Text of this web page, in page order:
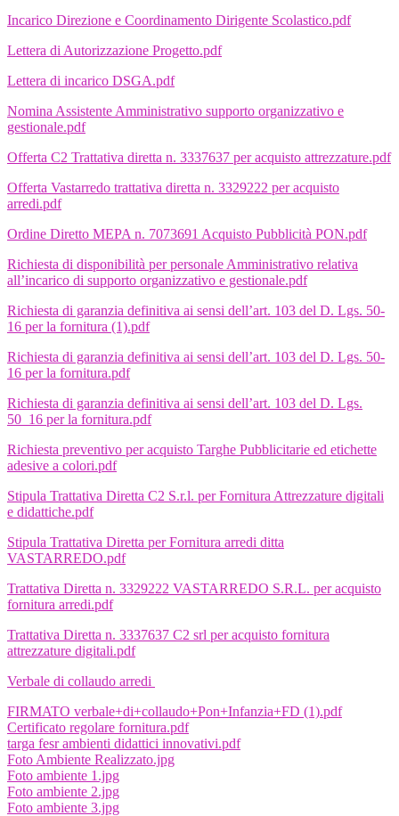
Incarico Direzione e Coordinamento Dirigente Scolastico.pdf
Lettera di Autorizzazione Progetto.pdf
Lettera di incarico DSGA.pdf
Nomina Assistente Amministrativo supporto organizzativo e
gestionale.pdf
Offerta C2 Trattativa diretta n. 3337637 per acquisto attrezzature.pdf
Offerta Vastarredo trattativa diretta n. 3329222 per acquisto
arredi.pdf
Ordine Diretto MEPA n. 7073691 Acquisto Pubblicità PON.pdf
Richiesta di disponibilità per personale Amministrativo relativa
all’incarico di supporto organizzativo e gestionale.pdf
Richiesta di garanzia definitiva ai sensi dell’art. 103 del D. Lgs. 50-
16 per la fornitura (1).pdf
Richiesta di garanzia definitiva ai sensi dell’art. 103 del D. Lgs. 50-
16 per la fornitura.pdf
Richiesta di garanzia definitiva ai sensi dell’art. 103 del D. Lgs.
50_16 per la fornitura.pdf
Richiesta preventivo per acquisto Targhe Pubblicitarie ed etichette
adesive a colori.pdf
Stipula Trattativa Diretta C2 S.r.l. per Fornitura Attrezzature digitali
e didattiche.pdf
Stipula Trattativa Diretta per Fornitura arredi ditta
VASTARREDO.pdf
Trattativa Diretta n. 3329222 VASTARREDO S.R.L. per acquisto
fornitura arredi.pdf
Trattativa Diretta n. 3337637 C2 srl per acquisto fornitura
attrezzature digitali.pdf
Verbale di collaudo arredi
FIRMATO verbale+di+collaudo+Pon+Infanzia+FD (1).pdf
Certificato regolare fornitura.pdf
targa fesr ambienti didattici innovativi.pdf
Foto Ambiente Realizzato.jpg
Foto ambiente 1.jpg
Foto ambiente 2.jpg
Foto ambiente 3.jpg